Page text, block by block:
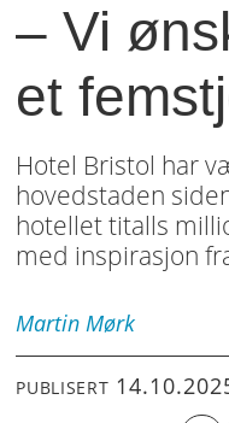
– Vi
et
Hotel Bristol har
hovedstaden
hotellet titalls
med inspirasjon
Martin Mørk
PUBLISERT